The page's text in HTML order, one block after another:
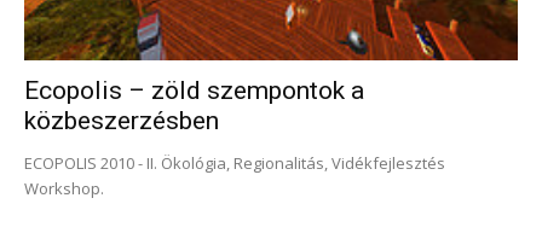
Ecopolis – zöld szempontok a
közbeszerzésben
ECOPOLIS 2010 - II. Ökológia, Regionalitás, Vidékfejlesztés
Workshop.